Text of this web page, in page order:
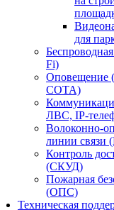
для
Fi)
СОТА)
ЛВС, IP-
Волоконно-
линии
Контроль
(СКУД)
Пожарная
(ОПС)
Техническая